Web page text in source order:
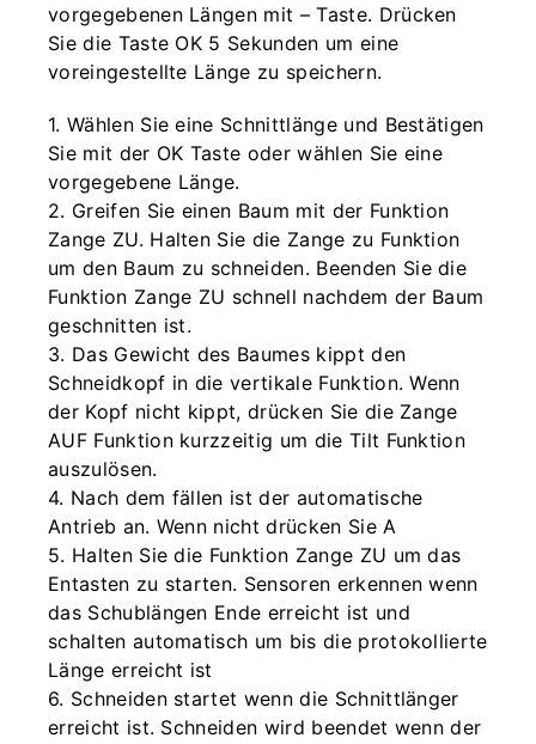
vorgegebenen Längen mit – Taste. Drücken
Sie die Taste OK 5 Sekunden um eine
voreingestellte Länge zu speichern.
1. Wählen Sie eine Schnittlänge und Bestätigen
Sie mit der OK Taste oder wählen Sie eine
vorgegebene Länge.
2. Greifen Sie einen Baum mit der Funktion
Zange ZU. Halten Sie die Zange zu Funktion
um den Baum zu schneiden. Beenden Sie die
Funktion Zange ZU schnell nachdem der Baum
geschnitten ist.
3. Das Gewicht des Baumes kippt den
Schneidkopf in die vertikale Funktion. Wenn
der Kopf nicht kippt, drücken Sie die Zange
AUF Funktion kurzzeitig um die Tilt Funktion
auszulösen.
4. Nach dem fällen ist der automatische
Antrieb an. Wenn nicht drücken Sie A
5. Halten Sie die Funktion Zange ZU um das
Entasten zu starten. Sensoren erkennen wenn
das Schublängen Ende erreicht ist und
schalten automatisch um bis die protokollierte
Länge erreicht ist
6. Schneiden startet wenn die Schnittlänger
erreicht ist. Schneiden wird beendet wenn der